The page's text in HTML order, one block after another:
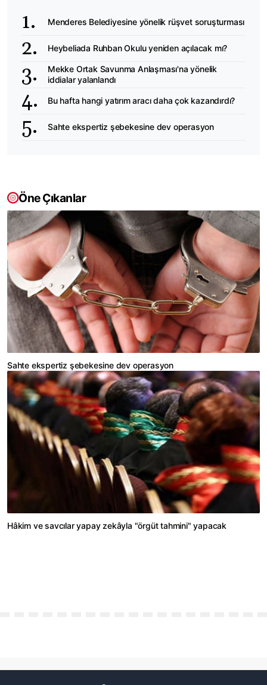
Menderes Belediyesine yönelik rüşvet soruşturması
Heybeliada Ruhban Okulu yeniden açılacak mı?
Mekke Ortak Savunma Anlaşması'na yönelik
iddialar yalanlandı
Bu hafta hangi yatırım aracı daha çok kazandırdı?
Sahte ekspertiz şebekesine dev operasyon
Öne Çıkanlar
Sahte ekspertiz şebekesine dev operasyon
Hâkim ve savcılar yapay zekâyla "örgüt tahmini" yapacak